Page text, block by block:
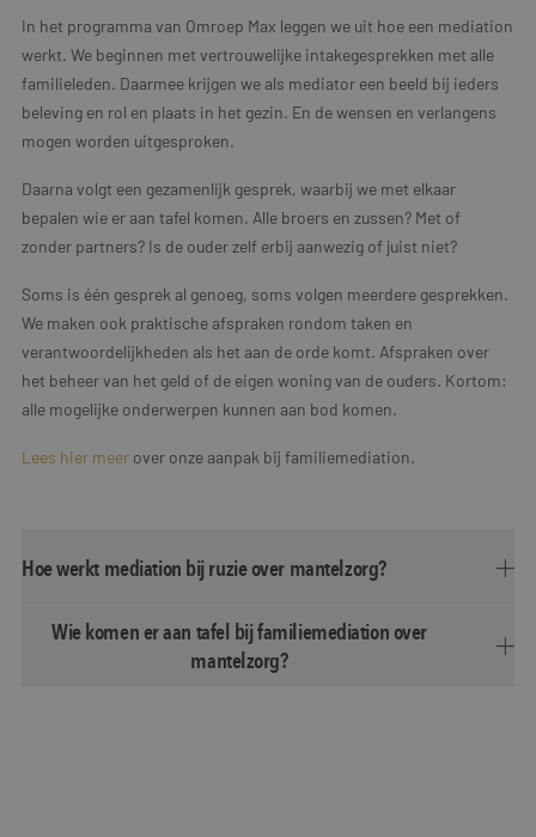
In het programma van Omroep Max leggen we uit hoe een mediation
werkt. We beginnen met vertrouwelijke intakegesprekken met alle
familieleden. Daarmee krijgen we als mediator een beeld bij ieders
beleving en rol en plaats in het gezin. En de wensen en verlangens
mogen worden uitgesproken.
Daarna volgt een gezamenlijk gesprek, waarbij we met elkaar
bepalen wie er aan tafel komen. Alle broers en zussen? Met of
zonder partners? Is de ouder zelf erbij aanwezig of juist niet?
Soms is één gesprek al genoeg, soms volgen meerdere gesprekken.
We maken ook praktische afspraken rondom taken en
verantwoordelijkheden als het aan de orde komt. Afspraken over
het beheer van het geld of de eigen woning van de ouders. Kortom:
alle mogelijke onderwerpen kunnen aan bod komen.
Lees hier meer over onze aanpak bij familiemediation.
Hoe werkt mediation bij ruzie over mantelzorg?
Wie komen er aan tafel bij familiemediation over
mantelzorg?